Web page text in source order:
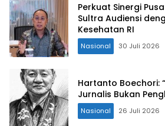
Perkuat Sinergi
Sultra Audiensi
Kesehatan RI
Nasional 30 Juli 2026
Hartanto Boechori:
Jurnalis Bukan
Nasional 26 Juli 2026